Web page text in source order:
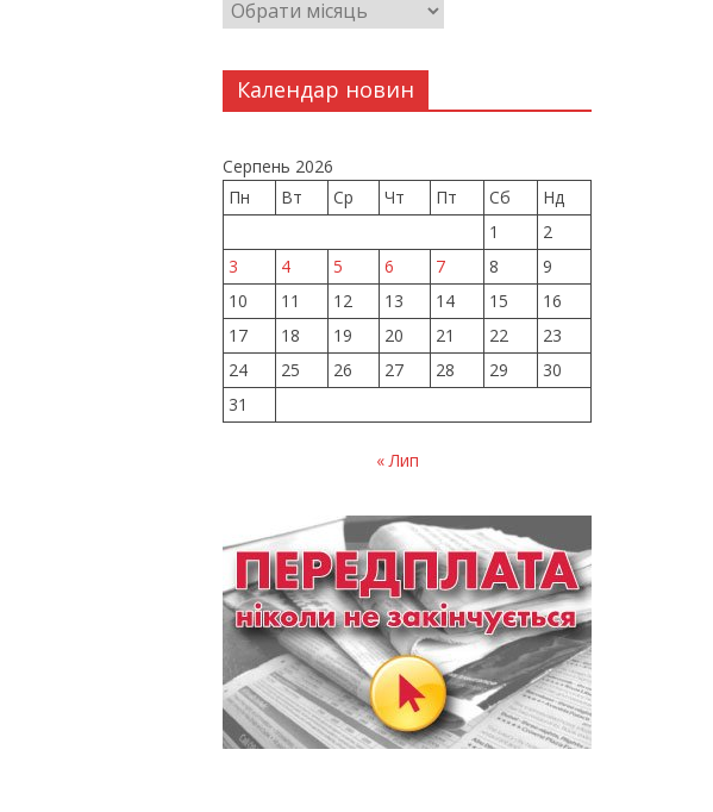
Календар новин
Серпень 2026
Пн
Вт Ср Чт Пт Сб
Нд
1
2
3
4 5 6 7 8
9
10
11 12 13 14 15
16
17
18 19 20 21 22
23
24
25 26 27 28 29
30
31
« Лип